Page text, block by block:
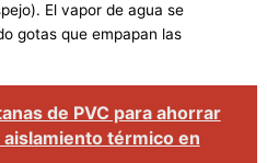
El vapor de agua se
gotas que empapan las
de PVC para ahorrar
térmico en